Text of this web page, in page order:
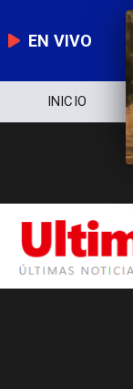
EN VIVO
INICIO